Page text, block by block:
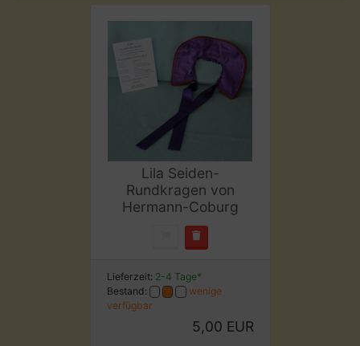
Lila Seiden-
Rundkragen von
Hermann-Coburg
Lieferzeit: 2-4 Tage*
Bestand:
wenige
verfügbar
5,00 EUR